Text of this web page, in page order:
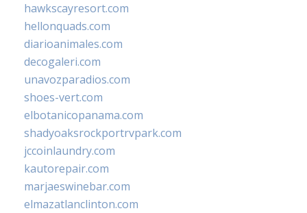
hawkscayresort.com
hellonquads.com
diarioanimales.com
decogaleri.com
unavozparadios.com
shoes-vert.com
elbotanicopanama.com
shadyoaksrockportrvpark.com
jccoinlaundry.com
kautorepair.com
marjaeswinebar.com
elmazatlanclinton.com